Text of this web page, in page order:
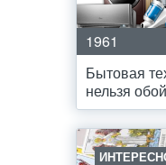
1961
Бытовая
нельзя